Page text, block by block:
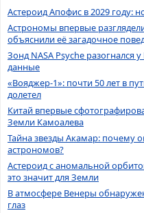
Астероид Апофис в 2029 году:
Астрономы впервые
объяснили её загадочное
Зонд NASA Psyche
данные
«Вояджер-1»: почти 50 лет в
долетел
Китай впервые
Земли Камоалева
Тайна звезды Акамар: почему
астрономов?
Астероид с аномальной
это значит для Земли
В атмосфере Венеры
глаз